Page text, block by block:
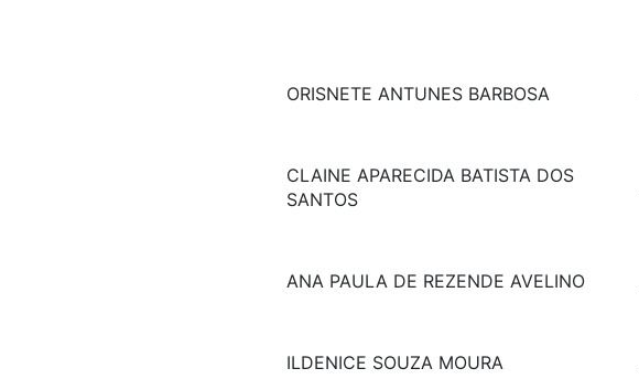
ORISNETE ANTUNES BARBOSA
CLAINE APARECIDA BATISTA DOS
SANTOS
ANA PAULA DE REZENDE AVELINO
ILDENICE SOUZA MOURA